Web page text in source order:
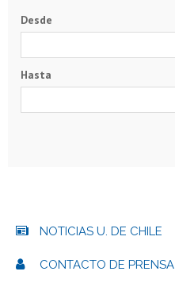
Desde
Hasta
NOTICIAS U. DE CHILE
CONTACTO DE PRENSA